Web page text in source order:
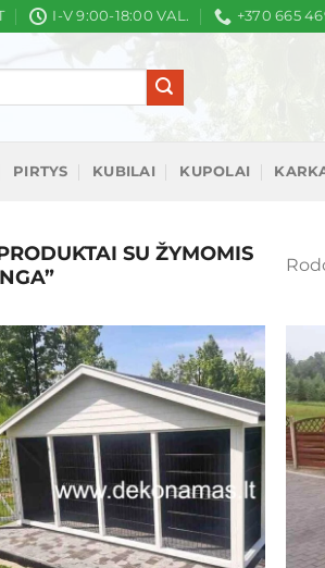
I-V 9:00-18:00 VAL. +370 665
PIRTYS KUBILAI KUPOLAI
SU ŽYMOMIS
Mėgstamiausias